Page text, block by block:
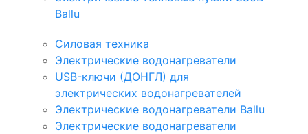
Ballu
Силовая техника
Электрические водонагреватели
USB-ключи (ДОНГЛ) для
электрических водонагревателей
Электрические водонагреватели Ballu
Электрические водонагреватели